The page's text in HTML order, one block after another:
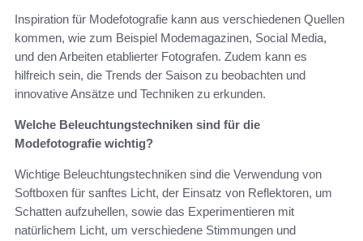
Inspiration für Modefotografie kann aus verschiedenen Quellen
kommen, wie zum Beispiel Modemagazinen, Social Media,
und den Arbeiten etablierter Fotografen. Zudem kann es
hilfreich sein, die Trends der Saison zu beobachten und
innovative Ansätze und Techniken zu erkunden.
Welche Beleuchtungstechniken sind für die
Modefotografie wichtig?
Wichtige Beleuchtungstechniken sind die Verwendung von
Softboxen für sanftes Licht, der Einsatz von Reflektoren, um
Schatten aufzuhellen, sowie das Experimentieren mit
natürlichem Licht, um verschiedene Stimmungen und